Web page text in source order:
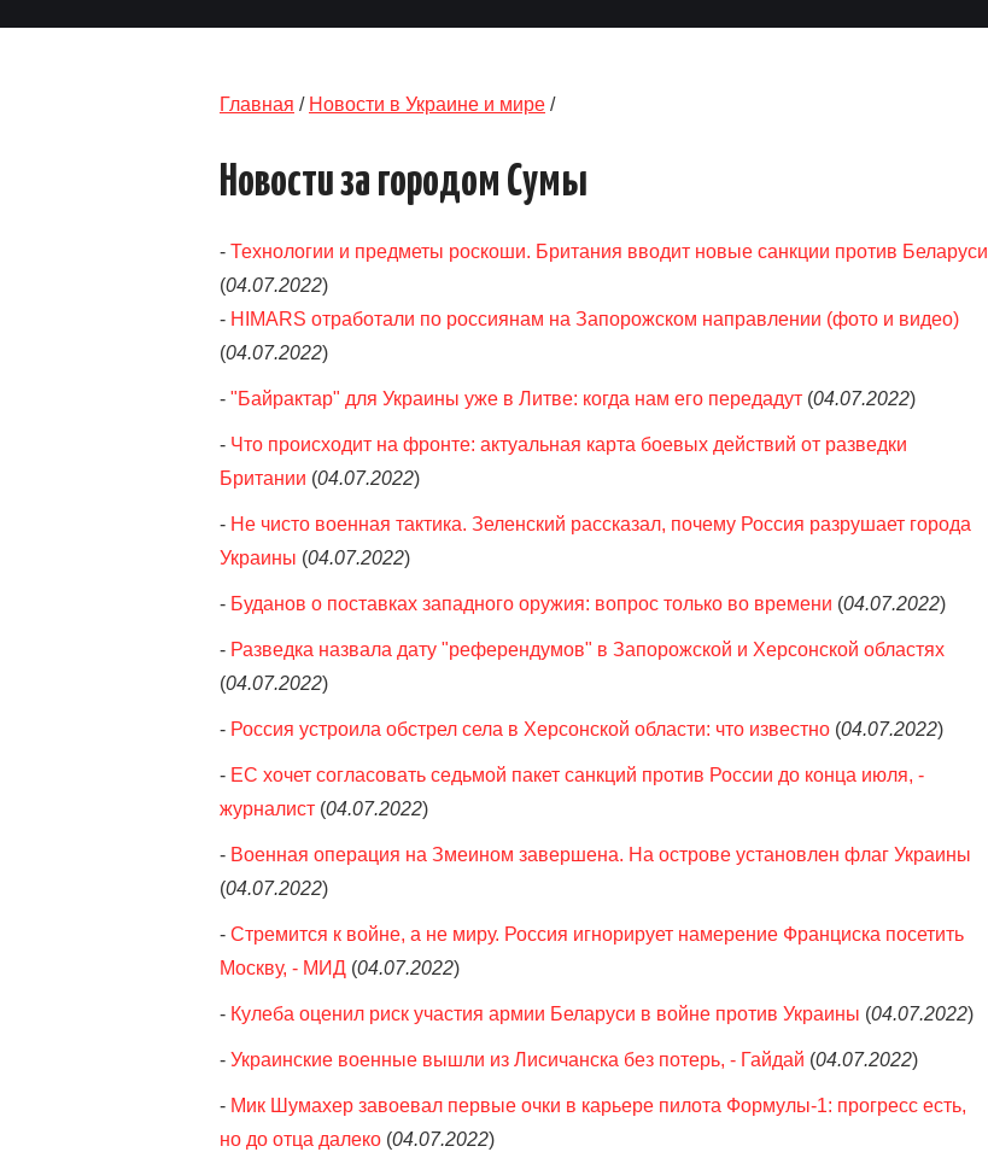
Главная / Новости в Украине и мире /
Новости за городом Сумы
- Технологии и предметы роскоши. Британия вводит новые санкции против Беларуси
(04.07.2022)
- HIMARS отработали по россиянам на Запорожском направлении (фото и видео)
(04.07.2022)
- "Байрактар" для Украины уже в Литве: когда нам его передадут (04.07.2022)
- Что происходит на фронте: актуальная карта боевых действий от разведки
Британии (04.07.2022)
- Не чисто военная тактика. Зеленский рассказал, почему Россия разрушает города
Украины (04.07.2022)
- Буданов о поставках западного оружия: вопрос только во времени (04.07.2022)
- Разведка назвала дату "референдумов" в Запорожской и Херсонской областях
(04.07.2022)
- Россия устроила обстрел села в Херсонской области: что известно (04.07.2022)
- ЕС хочет согласовать седьмой пакет санкций против России до конца июля, -
журналист (04.07.2022)
- Военная операция на Змеином завершена. На острове установлен флаг Украины
(04.07.2022)
- Стремится к войне, а не миру. Россия игнорирует намерение Франциска посетить
Москву, - МИД (04.07.2022)
- Кулеба оценил риск участия армии Беларуси в войне против Украины (04.07.2022)
- Украинские военные вышли из Лисичанска без потерь, - Гайдай (04.07.2022)
- Мик Шумахер завоевал первые очки в карьере пилота Формулы-1: прогресс есть,
но до отца далеко (04.07.2022)